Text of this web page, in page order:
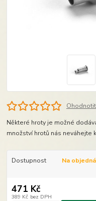
Některé hroty je možné
množství hrotů nás neváhejte
Dostupnost Na
471 Kč
389 Kč bez DPH